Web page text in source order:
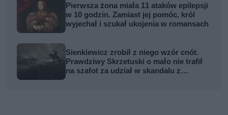
Pierwsza żona miała 11 ataków epilepsji
w 10 godzin. Zamiast jej pomóc, król
wyjechał i szukał ukojenia w romansach
Sienkiewicz zrobił z niego wzór cnót.
Prawdziwy Skrzetuski o mało nie trafił
na szafot za udział w skandalu z